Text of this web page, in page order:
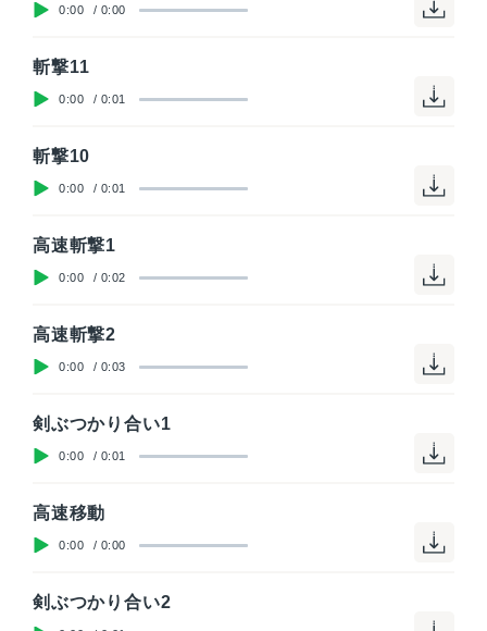
0:00 / 0:00
斬撃11
0:00 / 0:01
斬撃10
0:00 / 0:01
高速斬撃1
0:00 / 0:02
高速斬撃2
0:00 / 0:03
剣ぶつかり合い1
0:00 / 0:01
高速移動
0:00 / 0:00
剣ぶつかり合い2